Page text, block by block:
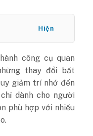
Hiện
công cụ quan
thay đổi bất
giảm trí nhớ đến
dành cho người
phù hợp với nhiều